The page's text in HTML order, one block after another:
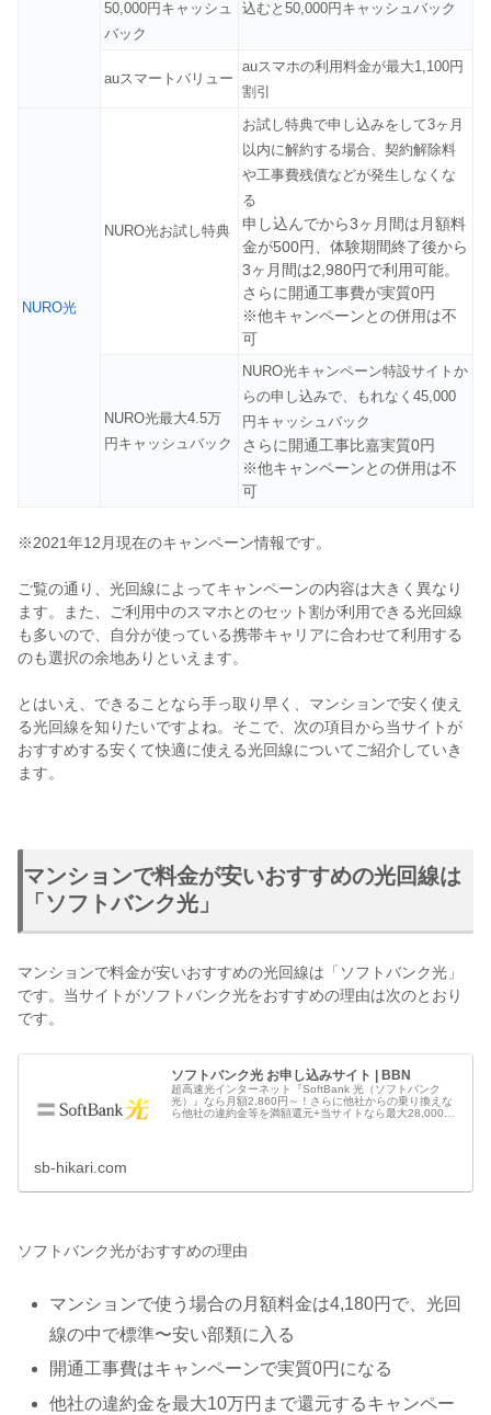
50,000円キャッシュ
バック
込むと50,000円キャッシュバック
auスマートバリュー
auスマホの利用料金が最大1,100円
割引
NURO光
NURO光お試し特典
お試し特典で申し込みをして3ヶ月
以内に解約する場合、契約解除料
や工事費残債などが発生しなくな
る
申し込んでから3ヶ月間は月額料
金が500円、体験期間終了後から
3ヶ月間は2,980円で利用可能。
さらに開通工事費が実質0円
※他キャンペーンとの併用は不
可
NURO光最大4.5万
円キャッシュバック
NURO光キャンペーン特設サイトか
らの申し込みで、もれなく45,000
円キャッシュバック
さらに開通工事比嘉実質0円
※他キャンペーンとの併用は不
可
※2021年12月現在のキャンペーン情報です。
ご覧の通り、光回線によってキャンペーンの内容は大きく異なり
ます。また、ご利用中のスマホとのセット割が利用できる光回線
も多いので、自分が使っている携帯キャリアに合わせて利用する
のも選択の余地ありといえます。
とはいえ、できることなら手っ取り早く、マンションで安く使え
る光回線を知りたいですよね。そこで、次の項目から当サイトが
おすすめする安くて快適に使える光回線についてご紹介していき
ます。
マンションで料金が安いおすすめの光回線は
「ソフトバンク光」
マンションで料金が安いおすすめの光回線は「ソフトバンク光」
です。当サイトがソフトバンク光をおすすめの理由は次のとおり
です。
ソフトバンク光 お申し込みサイト | BBN
超高速光インターネット『SoftBank 光（ソフトバンク
光）』なら月額2,860円～！さらに他社からの乗り換えな
ら他社の違約金等を満額還元+当サイトなら最大28,000円
sb-hikari.com
ソフトバンク光がおすすめの理由
マンションで使う場合の月額料金は4,180円で、光回
線の中で標準〜安い部類に入る
開通工事費はキャンペーンで実質0円になる
他社の違約金を最大10万円まで還元するキャンペー